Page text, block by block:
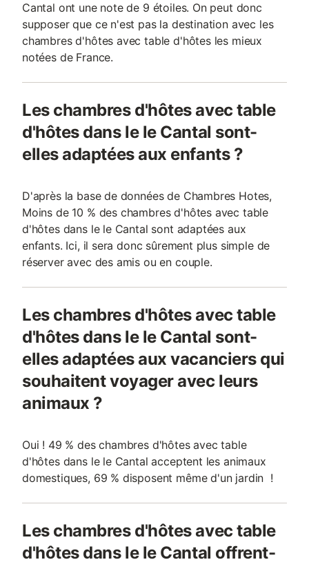
Cantal ont une note de 9 étoiles. On peut donc
supposer que ce n'est pas la destination avec les
chambres d'hôtes avec table d'hôtes les mieux
notées de France.
Les chambres d'hôtes avec table
d'hôtes dans le le Cantal sont-
elles adaptées aux enfants ?
D'après la base de données de Chambres Hotes,
Moins de 10 % des chambres d'hôtes avec table
d'hôtes dans le le Cantal sont adaptées aux
enfants. Ici, il sera donc sûrement plus simple de
réserver avec des amis ou en couple.
Les chambres d'hôtes avec table
d'hôtes dans le le Cantal sont-
elles adaptées aux vacanciers qui
souhaitent voyager avec leurs
animaux ?
Oui ! 49 % des chambres d'hôtes avec table
d'hôtes dans le le Cantal acceptent les animaux
domestiques, 69 % disposent même d'un jardin !
Les chambres d'hôtes avec table
d'hôtes dans le le Cantal offrent-